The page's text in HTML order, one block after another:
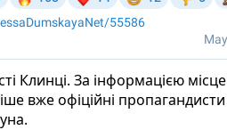
Клинці. За інформацією
вже офіційні